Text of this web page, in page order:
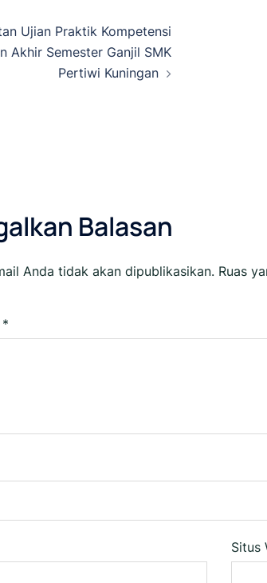
Ujian Praktik Kompetensi
Akhir Semester Ganjil SMK
Pertiwi Kuningan
Balasan
Anda tidak akan dipublikasikan. Ruas
*
Situs